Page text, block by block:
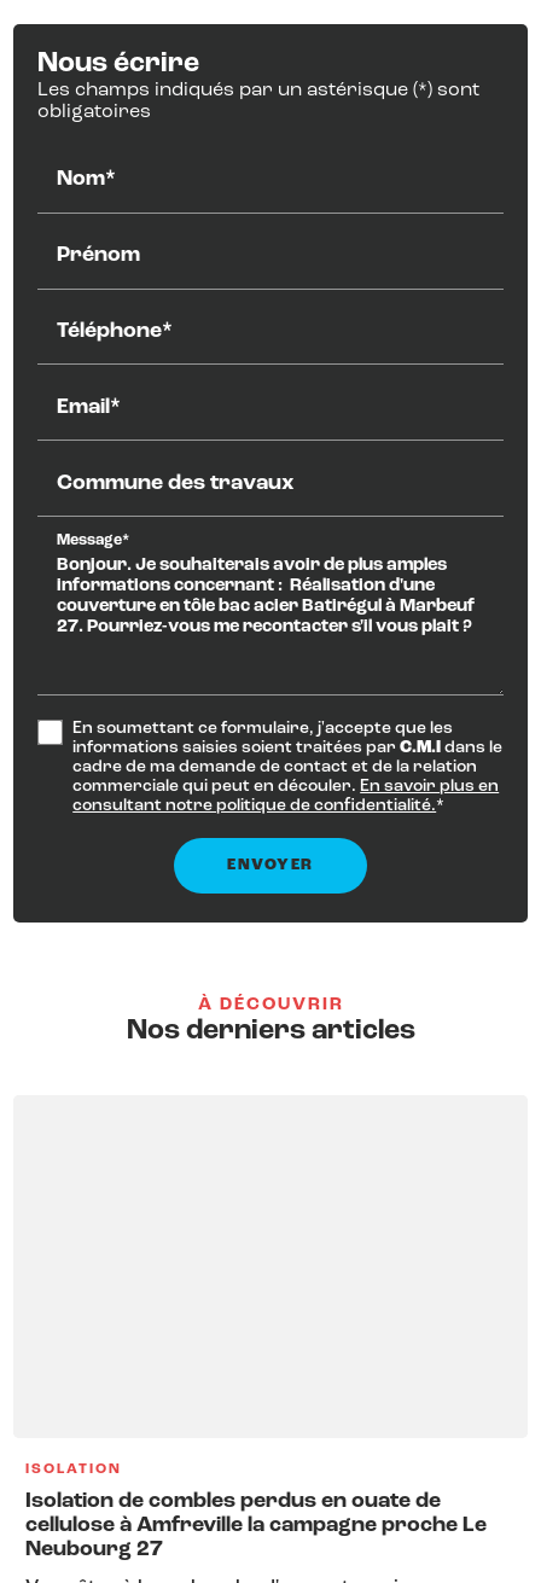
Nous écrire
Les champs indiqués par un astérisque (*) sont
obligatoires
Nom*
Prénom
Téléphone*
Email*
Commune des travaux
Message*
En soumettant ce formulaire, j'accepte que les
informations saisies soient traitées parC.M.I dans le
cadre de ma demande de contact et de la relation
commerciale qui peut en découler. En savoir plus en
consultant notre politique de confidentialité.*
À DÉCOUVRIR
Nos derniers articles
ISOLATION
Isolation de combles perdus en ouate de
cellulose à Amfreville la campagne proche Le
Neubourg 27